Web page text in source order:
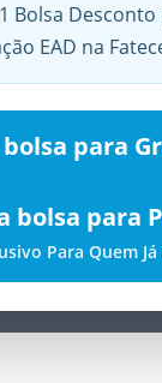
Bolsa
EAD na
para
bolsa para
Para Quem